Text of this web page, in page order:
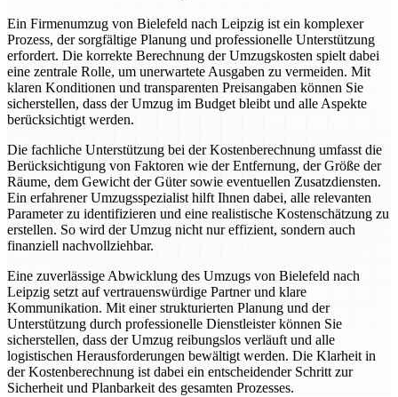
Ein Firmenumzug von Bielefeld nach Leipzig ist ein komplexer
Prozess, der sorgfältige Planung und professionelle Unterstützung
erfordert. Die korrekte Berechnung der Umzugskosten spielt dabei
eine zentrale Rolle, um unerwartete Ausgaben zu vermeiden. Mit
klaren Konditionen und transparenten Preisangaben können Sie
sicherstellen, dass der Umzug im Budget bleibt und alle Aspekte
berücksichtigt werden.
Die fachliche Unterstützung bei der Kostenberechnung umfasst die
Berücksichtigung von Faktoren wie der Entfernung, der Größe der
Räume, dem Gewicht der Güter sowie eventuellen Zusatzdiensten.
Ein erfahrener Umzugsspezialist hilft Ihnen dabei, alle relevanten
Parameter zu identifizieren und eine realistische Kostenschätzung zu
erstellen. So wird der Umzug nicht nur effizient, sondern auch
finanziell nachvollziehbar.
Eine zuverlässige Abwicklung des Umzugs von Bielefeld nach
Leipzig setzt auf vertrauenswürdige Partner und klare
Kommunikation. Mit einer strukturierten Planung und der
Unterstützung durch professionelle Dienstleister können Sie
sicherstellen, dass der Umzug reibungslos verläuft und alle
logistischen Herausforderungen bewältigt werden. Die Klarheit in
der Kostenberechnung ist dabei ein entscheidender Schritt zur
Sicherheit und Planbarkeit des gesamten Prozesses.